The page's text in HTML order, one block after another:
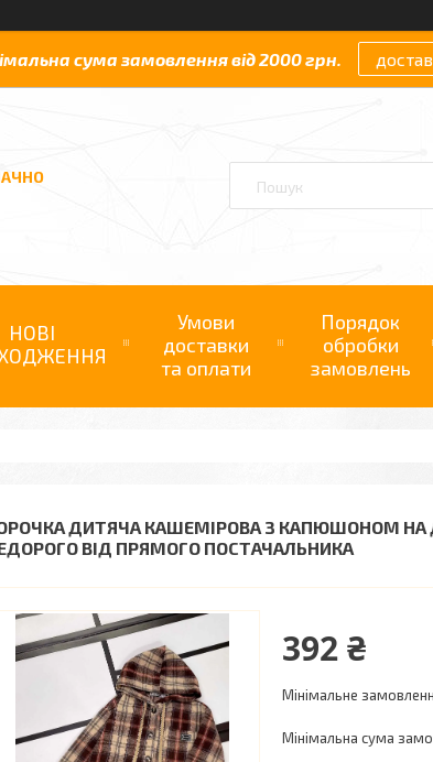
сума замовлення від 2000 грн.
НОВІ
Умови
доставки
та оплати
Порядок
обробки
замовлень
ДИТЯЧА КАШЕМІРОВА З КАПЮШОНОМ НА
ВІД ПРЯМОГО ПОСТАЧАЛЬНИКА
392 ₴
Мінімальне
Мінімальна сума